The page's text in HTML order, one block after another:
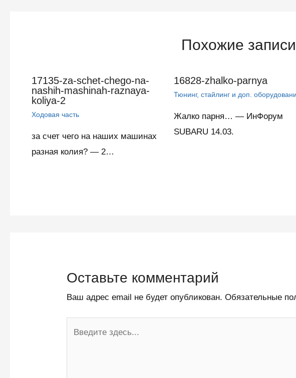
Похожие записи
17135-za-schet-chego-na-
nashih-mashinah-raznaya-
koliya-2
Ходовая часть
за счет чего на наших машинах
разная колия? — 2…
16828-zhalko-parnya
Тюнинг, стайлинг и доп.
Жалко парня… — ИнФорум
SUBARU 14.03.
Оставьте комментарий
Ваш адрес email не будет опубликован. Обязательные